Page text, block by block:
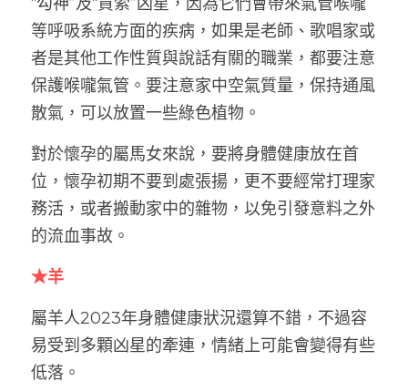
等呼吸系統方面的疾病，如果是老師、歌唱家或
者是其他工作性質與說話有關的職業，都要注意
保護喉嚨氣管。要注意家中空氣質量，保持通風
散氣，可以放置一些綠色植物。
對於懷孕的屬馬女來說，要將身體健康放在首
位，懷孕初期不要到處張揚，更不要經常打理家
務活，或者搬動家中的雜物，以免引發意料之外
的流血事故。
★羊
屬羊人2023年身體健康狀況還算不錯，不過容
易受到多顆凶星的牽連，情緒上可能會變得有些
低落。